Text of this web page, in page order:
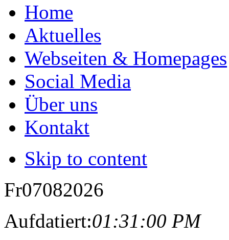
Home
Aktuelles
Webseiten & Homepages
Social Media
Über uns
Kontakt
Skip to content
Fr07082026
Aufdatiert:01:31:00 PM